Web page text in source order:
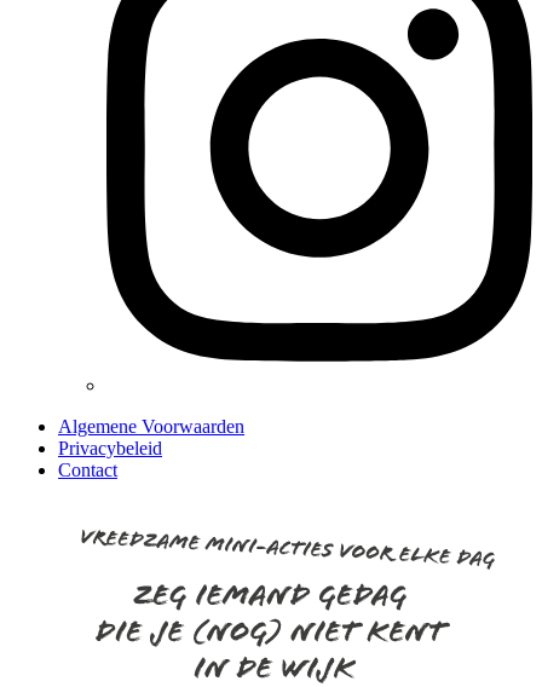
Algemene Voorwaarden
Privacybeleid
Contact